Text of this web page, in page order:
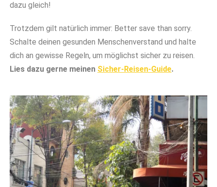
dazu gleich!
Trotzdem gilt natürlich immer: Better save than sorry.
Schalte deinen gesunden Menschenverstand und halte
dich an gewisse Regeln, um möglichst sicher zu reisen.
Lies dazu gerne meinen Sicher-Reisen-Guide.